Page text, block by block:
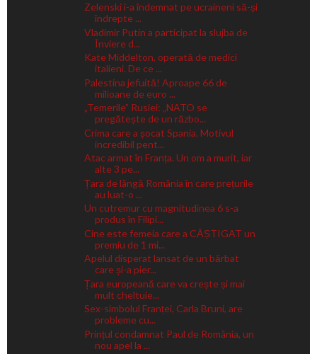
Zelenski i-a îndemnat pe ucraineni să-și
îndrepte ...
Vladimir Putin a participat la slujba de
Înviere d...
Kate Middelton, operată de medici
italieni. De ce ...
Palestina jefuită! Aproape 66 de
milioane de euro ...
„Temerile” Rusiei: „NATO se
pregătește de un războ...
Crima care a șocat Spania. Motivul
incredibil pent...
Atac armat în Franța. Un om a murit, iar
alte 3 pe...
Țara de lângă România în care prețurile
au luat-o ...
Un cutremur cu magnitudinea 6 s-a
produs în Filipi...
Cine este femeia care a CÂȘTIGAT un
premiu de 1 mi...
Apelul disperat lansat de un bărbat
care și-a pier...
Țara europeană care va crește și mai
mult cheltuie...
Sex-simbolul Franței, Carla Bruni, are
probleme cu...
Prințul condamnat Paul de România, un
nou apel la ...